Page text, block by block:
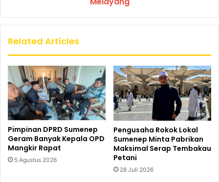
Related Articles
Pimpinan DPRD Sumenep
Geram Banyak Kepala OPD
Mangkir Rapat
5 Agustus 2026
Pengusaha Rokok Lokal
Sumenep Minta Pabrikan
Maksimal Serap Tembakau
Petani
28 Juli 2026